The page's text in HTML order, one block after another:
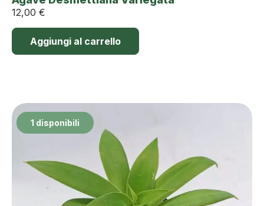
12,00 €
Aggiungi al carrello
1 disponibili